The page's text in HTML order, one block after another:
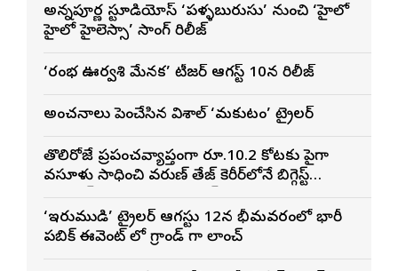
అన్నపూర్ణ స్టూడియోస్ ‘పళ్ళబురుసు’ నుంచి ‘హైలో
హైలో హైలెస్సా’ సాంగ్ రిలీజ్
‘రంభ ఊర్వశి మేనక’ టీజర్ ఆగస్ట్ 10న రిలీజ్
అంచనాలు పెంచేసిన విశాల్ ‘మకుటం’ ట్రైలర్
తొలిరోజే ప్రపంచవ్యాప్తంగా రూ.10.2 కోట్లకు పైగా
వసూళ్లు సాధించి వరుణ్ తేజ్ కెరీర్‌లోనే బిగ్గెస్ట్
‘ఇరుముడి’ ట్రైలర్ ఆగస్టు 12న భీమవరంలో భారీ
పబ్లిక్ ఈవెంట్ లో గ్రాండ్ గా లాంచ్